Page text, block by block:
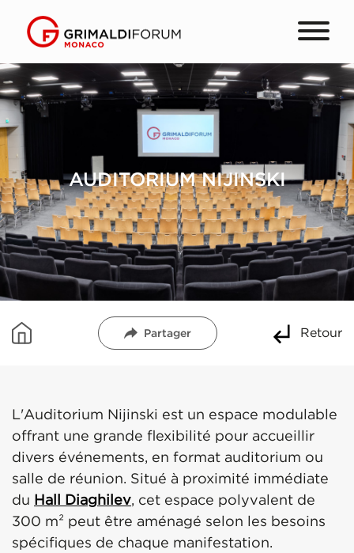
AUDITORIUM NIJINSKI
Partager Retour
L'Auditorium Nijinski est un espace modulable
offrant une grande flexibilité pour accueillir
divers événements, en format auditorium ou
salle de réunion. Situé à proximité immédiate
du Hall Diaghilev, cet espace polyvalent de
300 m² peut être aménagé selon les besoins
spécifiques de chaque manifestation.